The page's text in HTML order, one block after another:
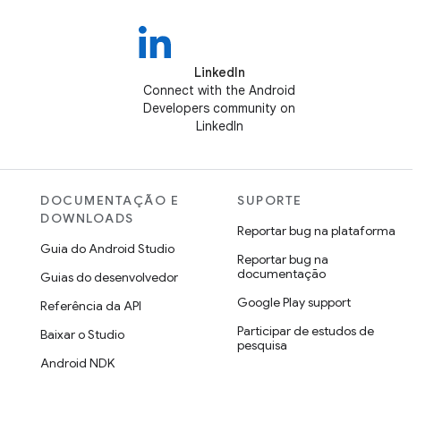
LinkedIn
Connect with the Android
Developers community on
LinkedIn
DOCUMENTAÇÃO E
DOWNLOADS
Guia do Android Studio
Guias do desenvolvedor
Referência da API
Baixar o Studio
Android NDK
SUPORTE
Reportar bug na plataforma
Reportar bug na
documentação
Google Play support
Participar de estudos de
pesquisa